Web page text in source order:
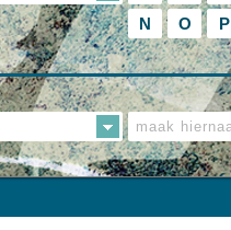
N
O P